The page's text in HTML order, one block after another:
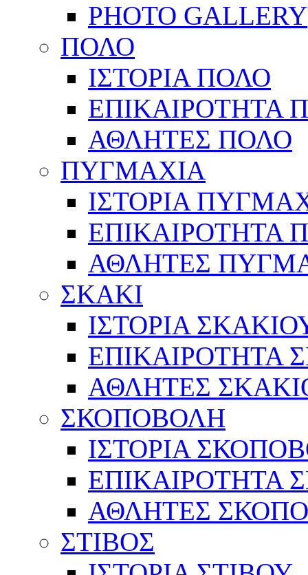
PHOTO GALLERY
ΠΟΛΟ
ΙΣΤΟΡΙΑ ΠΟΛΟ
ΕΠΙΚΑΙΡΟΤΗΤΑ
ΑΘΛΗΤΕΣ ΠΟΛΟ
ΠΥΓΜΑΧΙΑ
ΙΣΤΟΡΙΑ
ΕΠΙΚΑΙΡΟΤΗΤΑ
ΑΘΛΗΤΕΣ
ΣΚΑΚΙ
ΙΣΤΟΡΙΑ
ΕΠΙΚΑΙΡΟΤΗΤΑ
ΑΘΛΗΤΕΣ
ΣΚΟΠΟΒΟΛΗ
ΙΣΤΟΡΙΑ
ΕΠΙΚΑΙΡΟΤΗΤΑ
ΑΘΛΗΤΕΣ
ΣΤΙΒΟΣ